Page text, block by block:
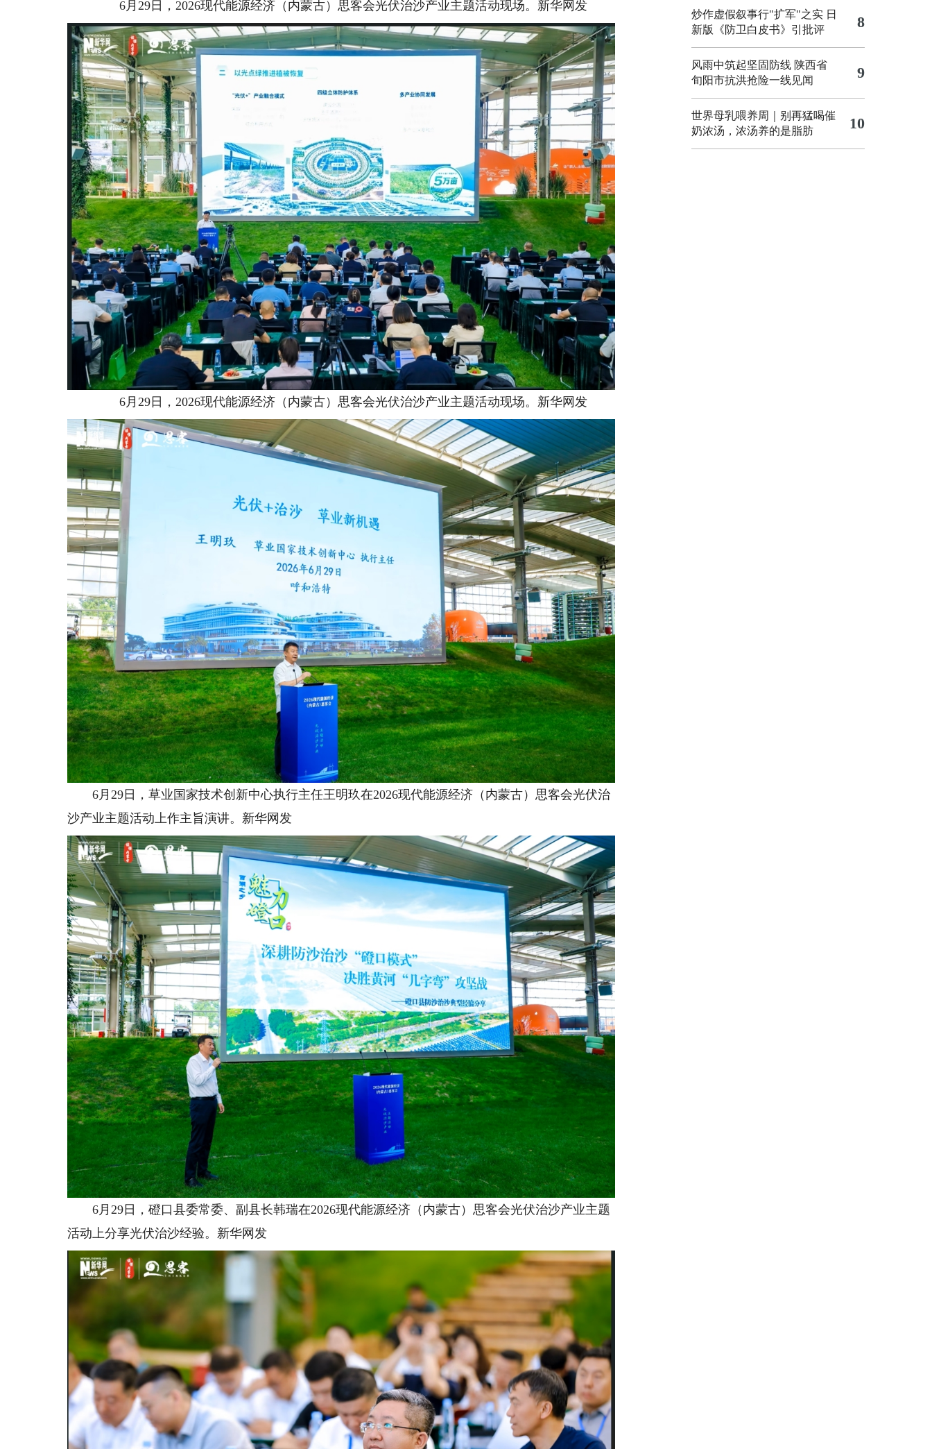
6月29日，2026现代能源经济（内蒙古）思客会光伏治沙产业主题活动现场。新华网发
6月29日，2026现代能源经济（内蒙古）思客会光伏治沙产业主题活动现场。新华网发
6月29日，草业国家技术创新中心执行主任王明玖在2026现代能源经济（内蒙古）思客会光伏治
沙产业主题活动上作主旨演讲。新华网发
6月29日，磴口县委常委、副县长韩瑞在2026现代能源经济（内蒙古）思客会光伏治沙产业主题
活动上分享光伏治沙经验。新华网发
炒作虚假叙事行"扩军"之实 日
新版《防卫白皮书》引批评
8
风雨中筑起坚固防线 陕西省
旬阳市抗洪抢险一线见闻
9
世界母乳喂养周｜别再猛喝催
奶浓汤，浓汤养的是脂肪
10